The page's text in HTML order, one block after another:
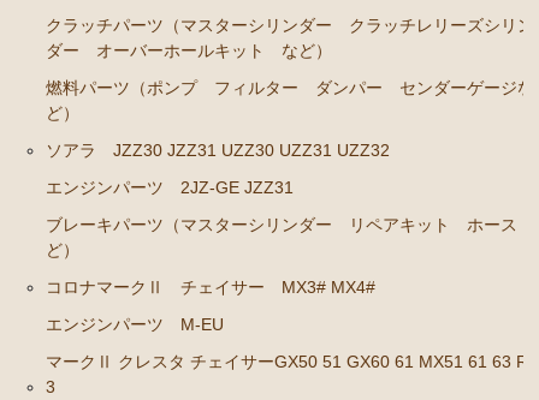
コロナマークⅡ チェイサー MX3# MX4#
マークⅡ クレスタ チェイサーGX50 51 GX60 61 MX51 6
1 63 RX63
エンジンパーツ 1G-GEU
エンジンパーツ 1G-EU
エンジンパーツ 5M-EU
エンジンパーツ 18R-GEU
エンジンパーツ（マウント 他）
クラッチパーツ（マスターシリンダー クラッチレリーズシリン
ダー オーバーホールキット など）
燃料パーツ（ポンプ フィルター ダンパー センダーゲージな
ど）
ソアラ JZZ30 JZZ31 UZZ30 UZZ31 UZZ32
エンジンパーツ 2JZ-GE JZZ31
ブレーキパーツ（マスターシリンダー リペアキット ホース
ど）
コロナマークⅡ チェイサー MX3# MX4#
エンジンパーツ M-EU
マークⅡ クレスタ チェイサーGX50 51 GX60 61 MX51 61 63
3